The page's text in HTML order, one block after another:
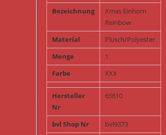
Bezeichnung
Xmas Einhorn
Reinbow
Material
Plüsch/Polyester
Menge
1
Farbe
XXX
Hersteller
Nr
65610
bvl Shop Nr
bvl9373